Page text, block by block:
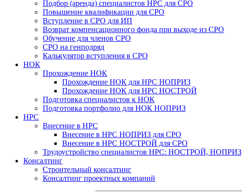
Подбор (аренда) специалистов НРС для СРО
Повышение квалификации для СРО
Вступление в СРО для ИП
Возврат компенсационного фонда при выходе из СРО
Обучение для членов СРО
СРО на генподряд
Калькулятор вступления в СРО
НОК
Прохождение НОК
Прохождение НОК для НРС НОПРИЗ
Прохождение НОК для НРС НОСТРОЙ
Подготовка специалистов к НОК
Подготовка портфолио для НОК НОПРИЗ
НРС
Внесение в НРС
Внесение в НРС НОПРИЗ для СРО
Внесение в НРС НОСТРОЙ для СРО
Трудоустройство специалистов НРС: НОСТРОЙ, НОПРИЗ
Консалтинг
Строительный консалтинг
Консалтинг проектных компаний